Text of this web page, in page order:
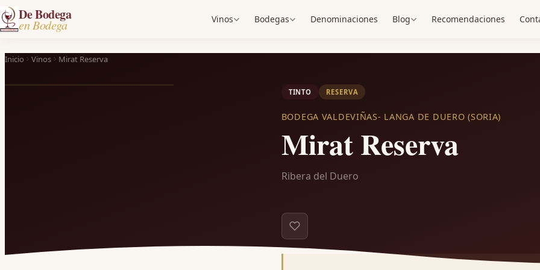
De Bodega
en Bodega Vinos Bodegas Denominaciones Blog Recomendaciones
Inicio Vinos Mirat Reserva
TINTO RESERVA
BODEGA VALDEVIÑAS- LANGA DE DUERO (SORIA)
Mirat Reserva
Ribera del Duero